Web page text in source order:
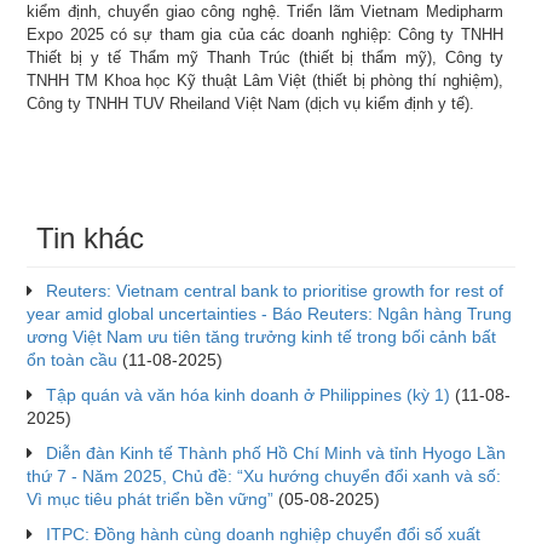
kiểm định, chuyển giao công nghệ. Triển lãm Vietnam Medipharm
Expo 2025 có sự tham gia của các doanh nghiệp: Công ty TNHH
Thiết bị y tế Thẩm mỹ Thanh Trúc (thiết bị thẩm mỹ), Công ty
TNHH TM Khoa học Kỹ thuật Lâm Việt (thiết bị phòng thí nghiệm),
Công ty TNHH TUV Rheiland Việt Nam (dịch vụ kiểm định y tế).
Tin khác
Reuters: Vietnam central bank to prioritise growth for rest of
year amid global uncertainties - Báo Reuters: Ngân hàng Trung
ương Việt Nam ưu tiên tăng trưởng kinh tế trong bối cảnh bất
ổn toàn cầu (11-08-2025)
Tập quán và văn hóa kinh doanh ở Philippines (kỳ 1) (11-08-
2025)
Diễn đàn Kinh tế Thành phố Hồ Chí Minh và tỉnh Hyogo Lần
thứ 7 - Năm 2025, Chủ đề: “Xu hướng chuyển đổi xanh và số:
Vì mục tiêu phát triển bền vững” (05-08-2025)
ITPC: Đồng hành cùng doanh nghiệp chuyển đổi số xuất